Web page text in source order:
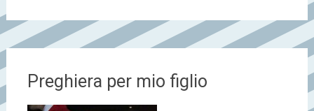
Preghiera per mio figlio